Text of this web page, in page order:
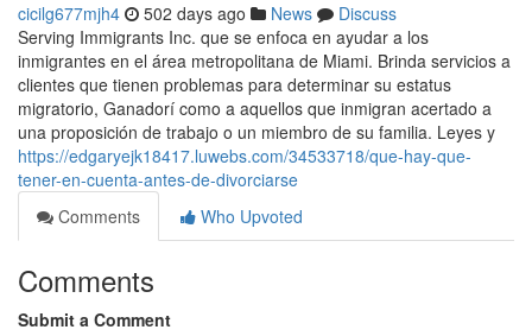
cicilg677mjh4 502 days ago News
Discuss
Serving Immigrants Inc. que se enfoca en ayudar a los
inmigrantes en el área metropolitana de Miami. Brinda servicios a
clientes que tienen problemas para determinar su estatus
migratorio, Ganadorí como a aquellos que inmigran acertado a
una proposición de trabajo o un miembro de su familia. Leyes y
https://edgaryejk18417.luwebs.com/34533718/que-hay-que-
tener-en-cuenta-antes-de-divorciarse
Comments
Who Upvoted
Comments
Submit a Comment